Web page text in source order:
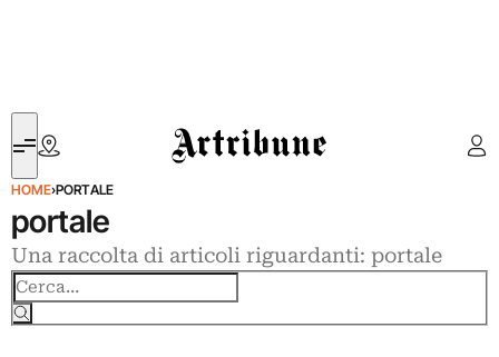
Artribune
HOME›PORTALE
portale
Una raccolta di articoli riguardanti: portale